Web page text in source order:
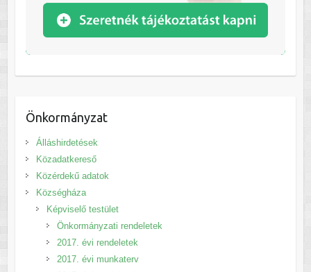
Önkormányzat
Álláshirdetések
Közadatkereső
Közérdekű adatok
Községháza
Képviselő testület
Önkormányzati rendeletek
2017. évi rendeletek
2017. évi munkaterv